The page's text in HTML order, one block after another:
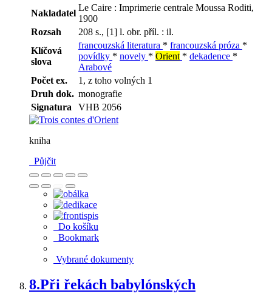
Nakladatel
Le Caire : Imprimerie centrale Moussa Roditi,
1900
Rozsah
208 s., [1] l. obr. příl. : il.
Klíčová
slova
francouzská literatura * francouzská próza *
povídky * novely * Orient * dekadence *
Arabové
Počet ex.
1, z toho volných 1
Druh dok. monografie
Signatura
VHB 2056
kniha
Půjčit
Do košíku
Bookmark
Vybrané dokumenty
8.Při řekách babylónských